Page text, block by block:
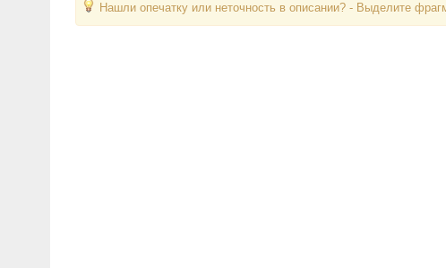
Нашли опечатку или неточность в описании? - Выделите